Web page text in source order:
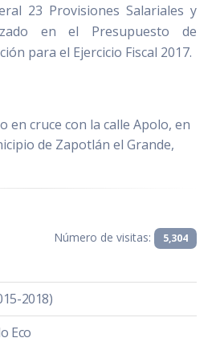
23 Provisiones Salariales y
en el Presupuesto de
para el Ejercicio Fiscal 2017.
en cruce con la calle Apolo, en
de Zapotlán el Grande,
Número de visitas: 5,304
2018)
Eco